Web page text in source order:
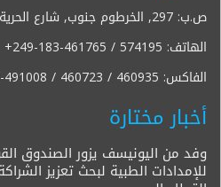
ص.ب: 297, الخرطوم جنوب, شارع الحرية, الخرطوم, السودان
الهاتف: +249-183-461765 / 574195
الفاكس: 491008 / 460723 / 460935
أخبار مختارة
وفد من اليونيسف يزور الصندوق
للإمدادات الطبية لبحث تعزيز